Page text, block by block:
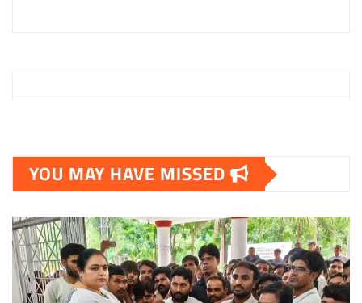
YOU MAY HAVE MISSED